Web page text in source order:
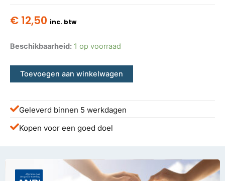
€ 12,50 inc. btw
Beschikbaarheid: 1 op voorraad
Toevoegen aan winkelwagen
Geleverd binnen 5 werkdagen
Kopen voor een goed doel